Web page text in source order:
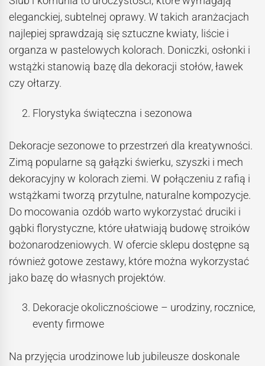
eleganckiej, subtelnej oprawy. W takich aranżacjach
najlepiej sprawdzają się sztuczne kwiaty, liście i
organza w pastelowych kolorach. Doniczki, osłonki i
wstążki stanowią bazę dla dekoracji stołów, ławek
czy ołtarzy.
Florystyka świąteczna i sezonowa
Dekoracje sezonowe to przestrzeń dla kreatywności.
Zimą popularne są gałązki świerku, szyszki i mech
dekoracyjny w kolorach ziemi. W połączeniu z rafią i
wstążkami tworzą przytulne, naturalne kompozycje.
Do mocowania ozdób warto wykorzystać druciki i
gąbki florystyczne, które ułatwiają budowę stroików
bożonarodzeniowych. W ofercie sklepu dostępne są
również gotowe zestawy, które można wykorzystać
jako bazę do własnych projektów.
Dekoracje okolicznościowe – urodziny, rocznice,
eventy firmowe
Na przyjęcia urodzinowe lub jubileusze doskonale